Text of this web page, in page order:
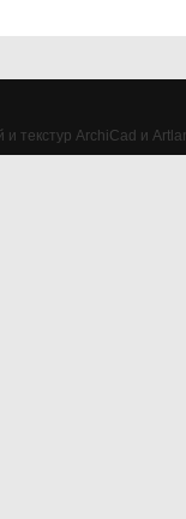
текстур ArchiCad и